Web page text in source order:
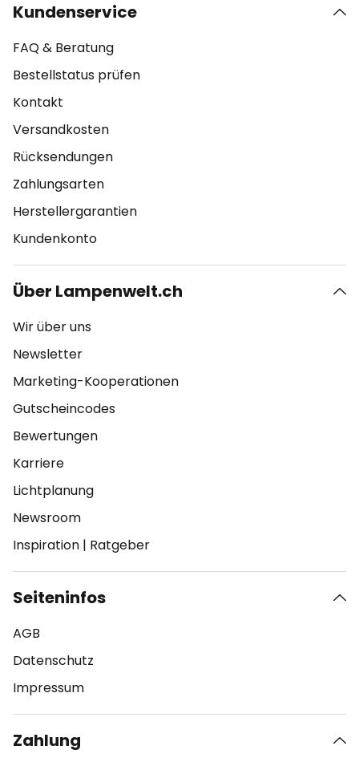
Kundenservice
FAQ & Beratung
Bestellstatus prüfen
Kontakt
Versandkosten
Rücksendungen
Zahlungsarten
Herstellergarantien
Kundenkonto
Über Lampenwelt.ch
Wir über uns
Newsletter
Marketing-Kooperationen
Gutscheincodes
Bewertungen
Karriere
Lichtplanung
Newsroom
Inspiration | Ratgeber
Seiteninfos
AGB
Datenschutz
Impressum
Zahlung